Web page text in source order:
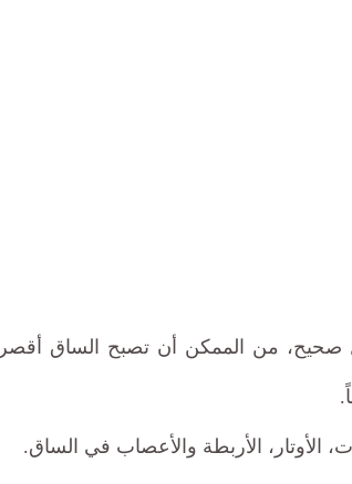
من الممكن أن تصبح الساق أقصر
الأوتار، الأربطة والأعصاب في الساق.